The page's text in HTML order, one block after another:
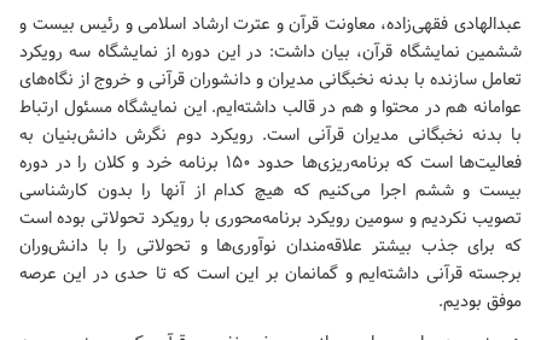
عبدالهادی فقهی‌زاده، معاونت قرآن و عترت ارشاد اسلامی و رئیس بیست و
ششمین نمایشگاه قرآن، بیان داشت: در این دوره از نمایشگاه سه رویکرد
تعامل سازنده با بدنه نخبگانی مدیران و دانشوران قرآنی و خروج از نگاه‌های
عوامانه هم در محتوا و هم در قالب داشته‌ایم. این نمایشگاه مسئول ارتباط
با بدنه نخبگانی مدیران قرآنی است. رویکرد دوم نگرش دانش‌بنیان به
فعالیت‌ها است که برنامه‌ریزی‌ها حدود ۱۵۰ برنامه خرد و کلان را در دوره
بیست و ششم اجرا می‌کنیم که هیچ کدام از آنها را بدون کارشناسی
تصویب نکردیم و سومین رویکرد برنامه‌محوری با رویکرد تحولاتی بوده است
که برای جذب بیشتر علاقه‌مندان نوآوری‌ها و تحولاتی را با دانش‌وران
برجسته قرآنی داشته‌ایم و گمانمان بر این است که تا حدی در این عرصه
موفق بودیم.